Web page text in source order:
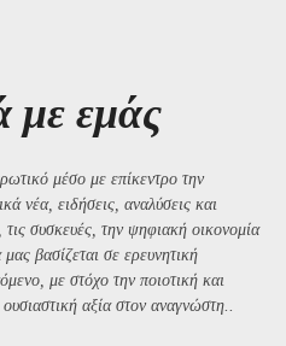
με εμάς
μέσο με επίκεντρο την
νέα, ειδήσεις, αναλύσεις και
τις συσκευές, την ψηφιακή οικονομία
βασίζεται σε ερευνητική
με στόχο την ποιοτική και
αξία στον αναγνώστη..